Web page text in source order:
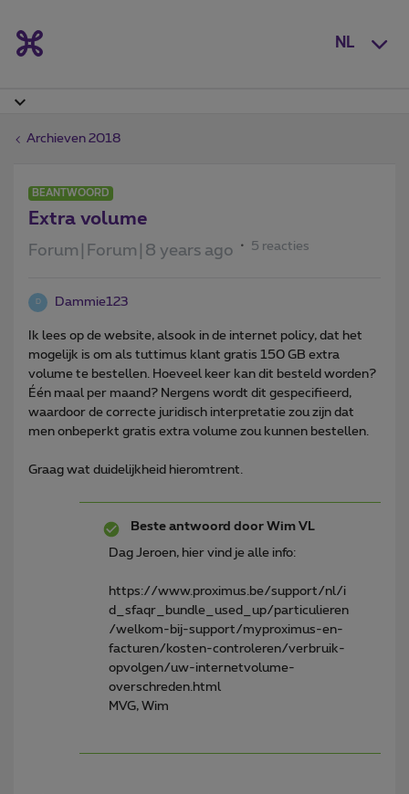
NL
Archieven 2018
BEANTWOORD
Extra volume
Forum|Forum|8 years ago 5 reacties
D Dammie123
Ik lees op de website, alsook in de internet policy, dat het
mogelijk is om als tuttimus klant gratis 150 GB extra
volume te bestellen. Hoeveel keer kan dit besteld worden?
Één maal per maand? Nergens wordt dit gespecifieerd,
waardoor de correcte juridisch interpretatie zou zijn dat
men onbeperkt gratis extra volume zou kunnen bestellen.
Graag wat duidelijkheid hieromtrent.
Beste antwoord door Wim VL
Dag Jeroen, hier vind je alle info:
https://www.proximus.be/support/nl/i
d_sfaqr_bundle_used_up/particulieren
/welkom-bij-support/myproximus-en-
facturen/kosten-controleren/verbruik-
opvolgen/uw-internetvolume-
overschreden.html
MVG, Wim